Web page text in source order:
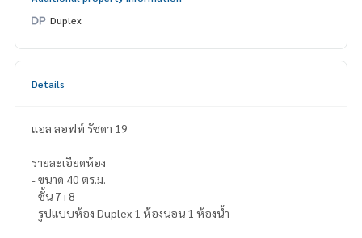
Duplex
Details
แอล ลอฟท์ รัชดา 19
รายละเอียดห้อง
- ขนาด 40 ตร.ม.
- ชั้น 7+8
- รูปแบบห้อง Duplex 1 ห้องนอน 1 ห้องน้ำ